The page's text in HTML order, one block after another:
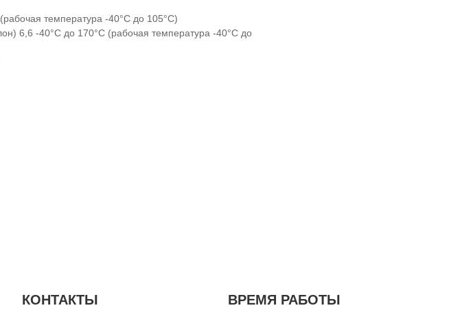
температура -40°C до 105°C)
6,6 -40°C до 170°C (рабочая температура -40°C до
КОНТАКТЫ ВРЕМЯ РАБОТЫ